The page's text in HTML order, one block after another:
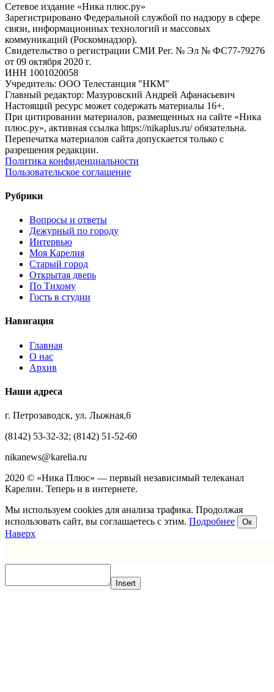
Сетевое издание «Ника плюс.ру»
Зарегистрировано Федеральной службой по надзору в сфере
связи, информационных технологий и массовых
коммуникаций (Роскомнадзор).
Свидетельство о регистрации СМИ Рег. № Эл № ФС77-79276
от 09 октября 2020 г.
ИНН 1001020058
Учредитель: ООО Телестанция "НКМ"
Главный редактор: Мазуровский Андрей Афанасьевич
Настоящий ресурс может содержать материалы 16+.
При цитировании материалов, размещенных на сайте «Ника
плюс.ру», активная ссылка https://nikaplus.ru/ обязательна.
Перепечатка материалов сайта допускается только с
разрешения редакции.
Политика конфиденциальности
Пользовательское соглашение
Рубрики
Вопросы и ответы
Дежурный по городу
Интервью
Моя Карелия
Старый город
Открытая дверь
По Тихому
Гость в студии
Навигация
Главная
О нас
Архив
Наши адреса
г. Петрозаводск, ул. Лыжная,6
(8142) 53-32-32; (8142) 51-52-60
nikanews@karelia.ru
2020 © «Ника Плюс» — первый независимый телеканал
Карелии. Теперь и в интернете.
Мы используем cookies для анализа трафика. Продолжая
использовать сайт, вы соглашаетесь с этим. Подробнее Ок
Наверх
Insert